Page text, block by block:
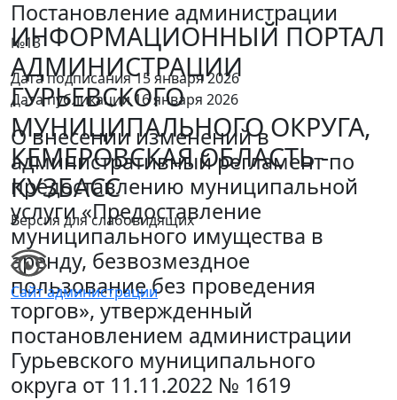
ИНФОРМАЦИОННЫЙ ПОРТАЛ
АДМИНИСТРАЦИИ
ГУРЬЕВСКОГО
МУНИЦИПАЛЬНОГО ОКРУГА,
КЕМЕРОВСКАЯ ОБЛАСТЬ -
КУЗБАСС
Версия для слабовидящих
Сайт администрации
Постановление администрации
№13
Дата подписания 15 января 2026
Дата публикации 16 января 2026
О внесении изменений в
административный регламент по
предоставлению муниципальной
услуги «Предоставление
муниципального имущества в
аренду, безвозмездное
пользование без проведения
торгов», утвержденный
постановлением администрации
Гурьевского муниципального
округа от 11.11.2022 № 1619